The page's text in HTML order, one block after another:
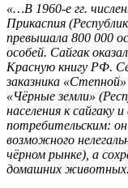
«…В 1960-е гг.
Прикаспия
превышала 800 000
особей. Сайгак
Красную книгу РФ.
заказника
«Чёрные земли»
населения к
потребительским:
возможного
чёрном рынке), а
домашних животных.